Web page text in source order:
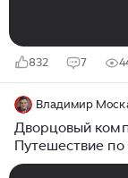
832 7
Владимир
Дворцовый
Путешествие